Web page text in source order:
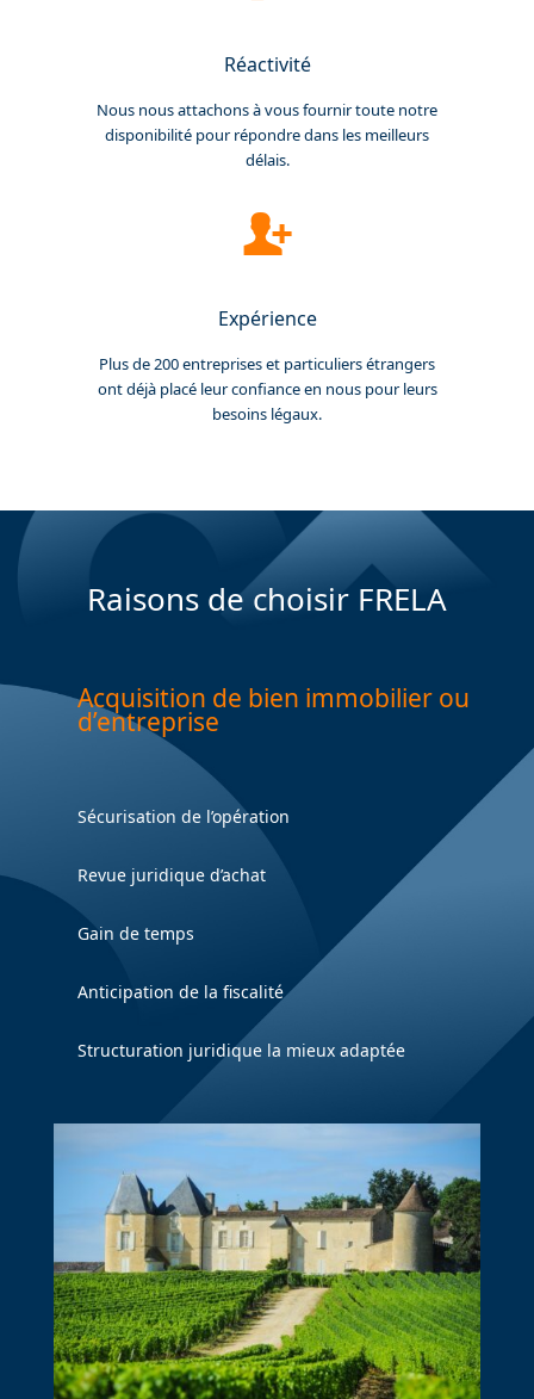
Réactivité
Nous nous attachons à vous fournir toute notre
disponibilité pour répondre dans les meilleurs
délais.
Expérience
Plus de 200 entreprises et particuliers étrangers
ont déjà placé leur confiance en nous pour leurs
besoins légaux.
Raisons de choisir FRELA
Acquisition de bien immobilier ou
d’entreprise
Sécurisation de l’opération
Revue juridique d’achat
Gain de temps
Anticipation de la fiscalité
Structuration juridique la mieux adaptée